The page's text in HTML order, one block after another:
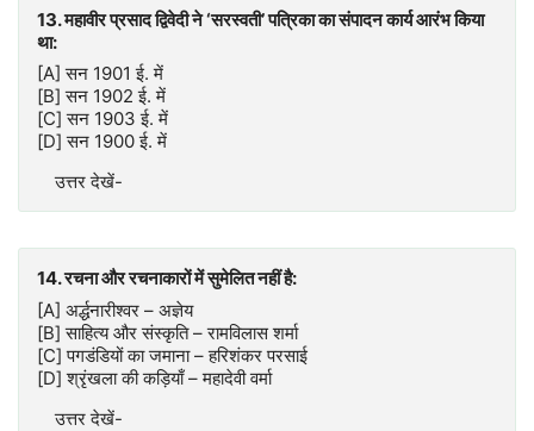
13. महावीर प्रसाद द्विवेदी ने ‘सरस्वती’ पत्रिका का संपादन कार्य आरंभ किया
था:
[A] सन 1901 ई. में
[B] सन 1902 ई. में
[C] सन 1903 ई. में
[D] सन 1900 ई. में
उत्तर देखें-
14. रचना और रचनाकारों में सुमेलित नहीं है:
[A] अर्द्धनारीश्वर – अज्ञेय
[B] साहित्य और संस्कृति – रामविलास शर्मा
[C] पगडंडियों का जमाना – हरिशंकर परसाई
[D] श्रृंखला की कड़ियाँ – महादेवी वर्मा
उत्तर देखें-